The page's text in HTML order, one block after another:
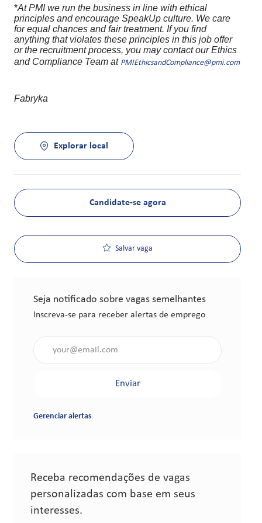
*At PMI we run the business in line with ethical
principles and encourage SpeakUp culture. We care
for equal chances and fair treatment. If you find
anything that violates these principles in this job offer
or the recruitment process, you may contact our Ethics
and Compliance Team at PMIEthicsandCompliance@pmi.com
Fabryka
Explorar local
Candidate-se agora
Salvar vaga
Seja notificado sobre vagas semelhantes
Inscreva-se para receber alertas de emprego
Enviar
Gerenciar alertas
Receba recomendações de vagas
personalizadas com base em seus
interesses.